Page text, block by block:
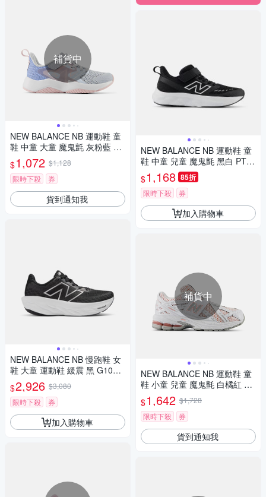
補貨中
NEW BALANCE NB 運動鞋 童
鞋 中童 大童 魔鬼氈 灰粉藍 YT
RAVAG2-W楦
$1,072 $1,128
限時下殺
券
貨到通知我
NEW BALANCE NB 慢跑鞋 女
鞋 大童 運動鞋 緩震 黑 G1080
B14
$2,926 $3,080
限時下殺
券
加入購物車
NEW BALANCE NB 運動鞋 童
鞋 中童 兒童 魔鬼氈 黑白 PT62
5BK-W楦
$1,168 85折
限時下殺 券
加入購物車
補貨中
NEW BALANCE NB 運動鞋 童
鞋 小童 兒童 魔鬼氈 白橘紅 PV
1906CL-W楦
$1,642 $1,728
限時下殺
券
貨到通知我